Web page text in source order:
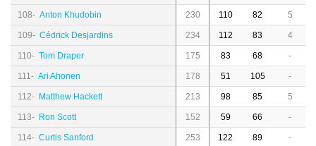
108- Anton Khudobin 230 110 82 5
109- Cédrick Desjardins 234 112 83 4
110- Tom Draper 175 83 68 -
111- Ari Ahonen 178 51 105 -
112- Matthew Hackett 213 98 85 5
113- Ron Scott 152 59 66 -
114- Curtis Sanford 253 122 89 -